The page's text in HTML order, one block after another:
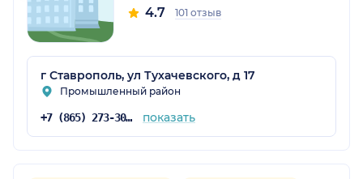
4.7 101 отзыв
г Ставрополь, ул Тухачевского, д 17
Промышленный район
+7 (865) 273-30-61 показать